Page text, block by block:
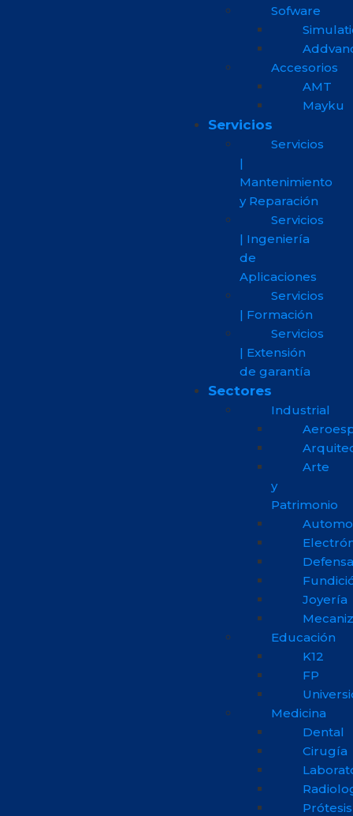
Sofware
Accesorios
AMT
Mayku
Servicios
Servicios
|
Mantenimiento
y Reparación
Servicios
| Ingeniería
de
Aplicaciones
Servicios
| Formación
Servicios
| Extensión
de garantía
Sectores
Industrial
Arte
y
Patrimonio
Defensa
Joyería
Educación
K12
FP
Medicina
Dental
Cirugía
Prótesis